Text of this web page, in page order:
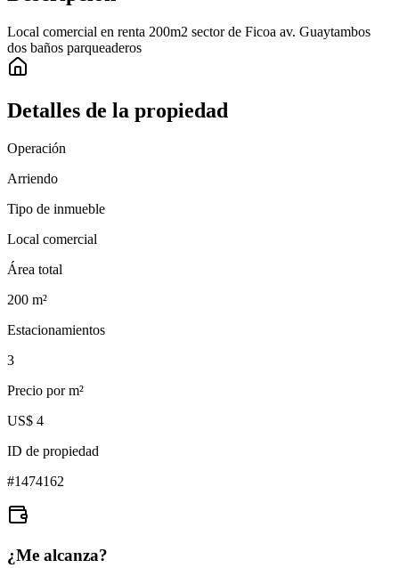
Local comercial en renta 200m2 sector de Ficoa av. Guaytambos
dos baños parqueaderos
Detalles de la propiedad
Operación
Arriendo
Tipo de inmueble
Local comercial
Área total
200 m²
Estacionamientos
3
Precio por m²
US$ 4
ID de propiedad
#1474162
¿Me alcanza?